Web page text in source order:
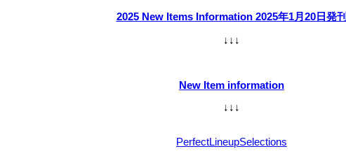
2025 New Items Information 2025年1月20日発刊
↓↓↓
New Item information
↓↓↓
PerfectLineupSelections